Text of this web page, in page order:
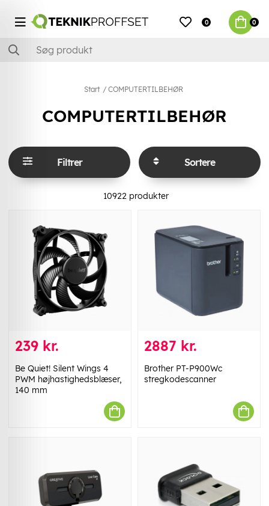
0 0
Start COMPUTERTILBEHØR
COMPUTERTILBEHØR
Filtrer Sortere
10922produkter
239 kr.
Be Quiet! Silent Wings 4
PWM højhastighedsblæser,
140 mm
2887 kr.
Brother PT-P900Wc
stregkodescanner